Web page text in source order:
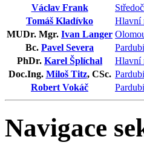
Václav Frank
Tomáš Kladívko
Hlavní
MUDr. Mgr. Ivan Langer
Bc. Pavel Severa
PhDr. Karel Šplíchal Hlavní
Doc.Ing. Miloš Titz, CSc.
Robert Vokáč
Navigace